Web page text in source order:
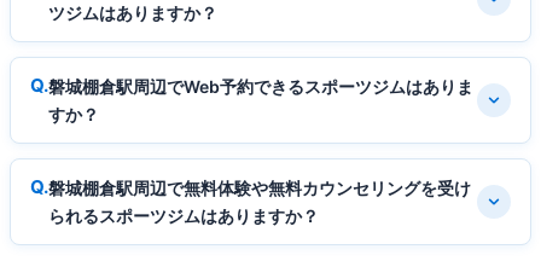
ツジムはありますか？
磐城棚倉駅周辺でWeb予約できるスポーツジムはありま
すか？
磐城棚倉駅周辺で無料体験や無料カウンセリングを受け
られるスポーツジムはありますか？